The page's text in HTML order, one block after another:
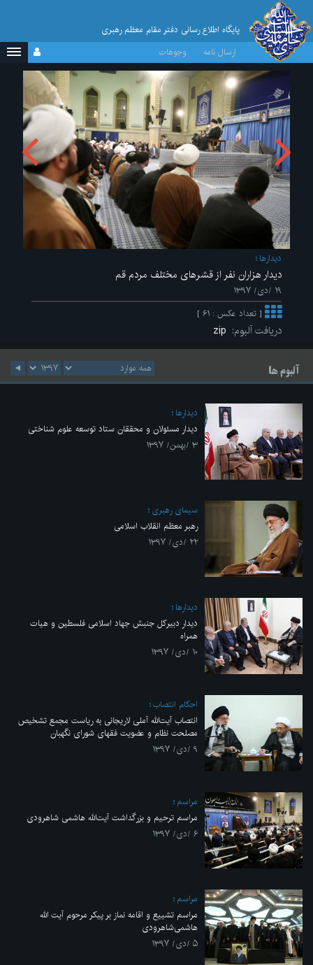
پایگاه اطلاع رسانی دفتر مقام معظم رهبری
ارسال نامه
وجوهات
ديدارها
دیدار هزاران نفر از قشرهای مختلف مردم قم
۱۹ /دی/ ۱۳۹۷
[ تعداد عکس : ۶۱ ]
دریافت آلبوم:
آلبوم ها
ديدارها
دیدار مسئولان و محققان ستاد توسعه علوم شناختی
۳ /بهمن/ ۱۳۹۷
سيماى رهبرى
رهبر معظم انقلاب اسلامی
۲۲ /دی/ ۱۳۹۷
ديدارها
دیدار دبیرکل جنبش جهاد اسلامی فلسطین و هیات
همراه
۱۰ /دی/ ۱۳۹۷
احکام انتصاب
انتصاب آیت‌الله آملی لاریجانی به ریاست مجمع تشخیص
مصلحت نظام و عضویت فقهای شورای نگهبان
۹ /دی/ ۱۳۹۷
مراسم
مراسم ترحیم و بزرگداشت آیت‌الله هاشمی شاهرودی
۶ /دی/ ۱۳۹۷
مراسم
مراسم تشییع و اقامه نماز بر پیکر مرحوم آیت الله
هاشمی‌شاهرودی
۵ /دی/ ۱۳۹۷